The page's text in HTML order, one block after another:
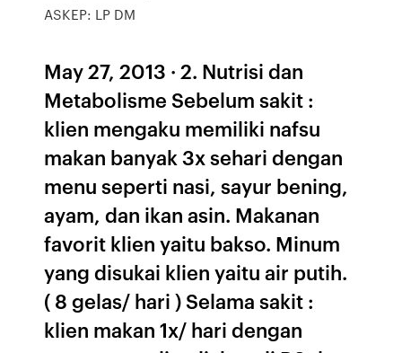
ASKEP: LP DM
May 27, 2013 · 2. Nutrisi dan
Metabolisme Sebelum sakit :
klien mengaku memiliki nafsu
makan banyak 3x sehari dengan
menu seperti nasi, sayur bening,
ayam, dan ikan asin. Makanan
favorit klien yaitu bakso. Minum
yang disukai klien yaitu air putih.
( 8 gelas/ hari ) Selama sakit :
klien makan 1x/ hari dengan